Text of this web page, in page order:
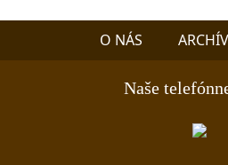
O NÁS
Naše